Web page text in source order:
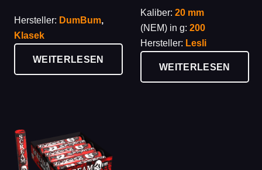
war:
8,99 €
ist:
7,95 €.
Hersteller: DumBum,
Klasek
WEITERLESEN
war:
19,95 €
Kaliber: 20 mm
(NEM) in g: 200
Hersteller: Lesli
WEITERLESEN